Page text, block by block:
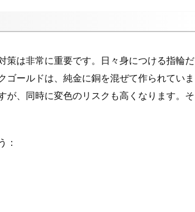
策は非常に重要です。日々身につける指輪だ
ールドは、純金に銅を混ぜて作られていま
が、同時に変色のリスクも高くなります。そ
：